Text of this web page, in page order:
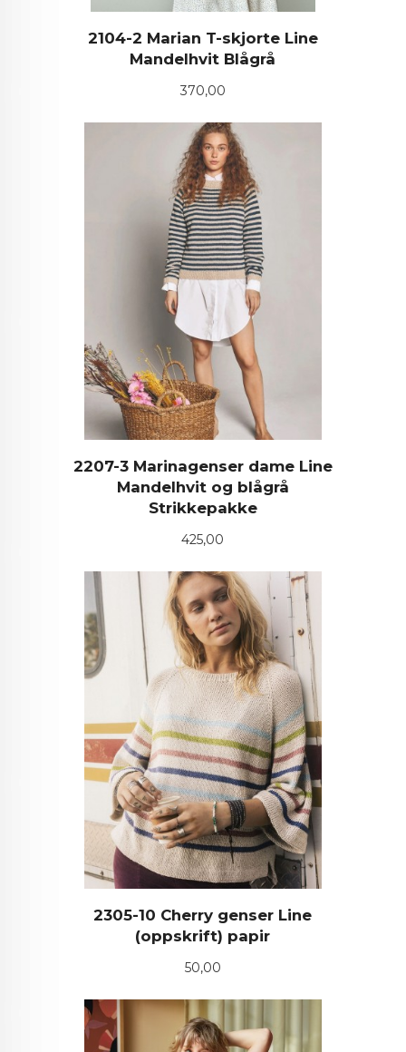
2104-2 Marian T-skjorte Line
Mandelhvit Blågrå
Pris
370,00
2207-3 Marinagenser dame Line
Mandelhvit og blågrå
Strikkepakke
Pris
425,00
2305-10 Cherry genser Line
(oppskrift) papir
Pris
50,00